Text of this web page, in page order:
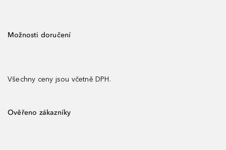
Možnosti doručení
Všechny ceny jsou včetně DPH.
Ověřeno zákazníky